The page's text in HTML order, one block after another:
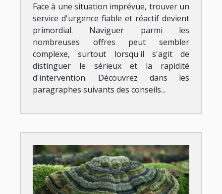
Face à une situation imprévue, trouver un
service d'urgence fiable et réactif devient
primordial. Naviguer parmi les
nombreuses offres peut sembler
complexe, surtout lorsqu'il s'agit de
distinguer le sérieux et la rapidité
d'intervention. Découvrez dans les
paragraphes suivants des conseils...